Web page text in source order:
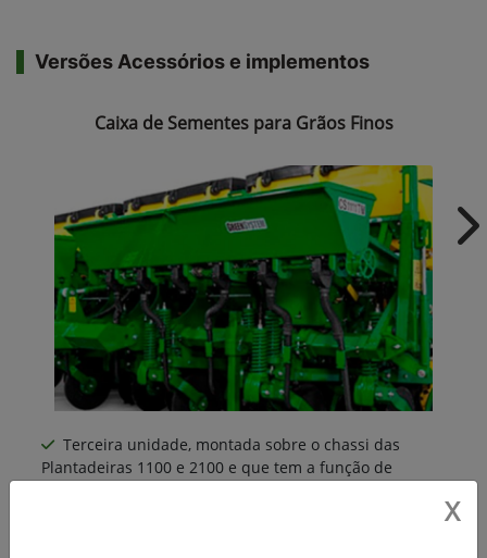
Versões Acessórios e implementos
Caixa de Sementes para Grãos Finos
Terceira unidade, montada sobre o chassi das
Plantadeiras 1100 e 2100 e que tem a função de
X